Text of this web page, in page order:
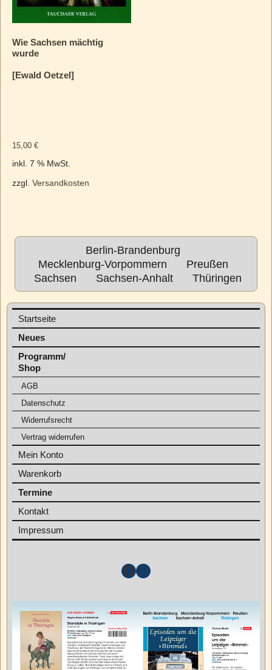
Wie Sachsen mächtig
wurde
[Ewald Oetzel]
15,00 €
inkl. 7 % MwSt.
zzgl. Versandkosten
Berlin-Brandenburg
Mecklenburg-Vorpommern
Preußen
Sachsen
Sachsen-Anhalt Thüringen
Startseite
Neues
Programm/
Shop
AGB
Datenschutz
Widerrufsrecht
Vertrag widerrufen
Mein Konto
Warenkorb
Termine
Kontakt
Impressum